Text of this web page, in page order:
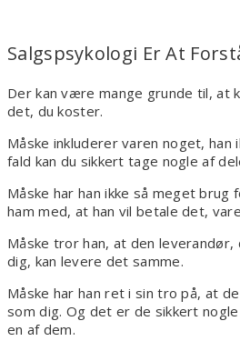
Salgspsykologi Er At
Der kan være mange grunde til, at
det, du koster.
Måske inkluderer varen noget, han
fald kan du sikkert tage nogle af
Måske har han ikke så meget brug
ham med, at han vil betale det,
Måske tror han, at den
dig, kan levere det samme.
Måske har han ret i sin tro på, at
som dig. Og det er de sikkert nogle
en af dem.